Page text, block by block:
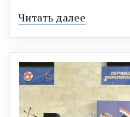
Читать далее